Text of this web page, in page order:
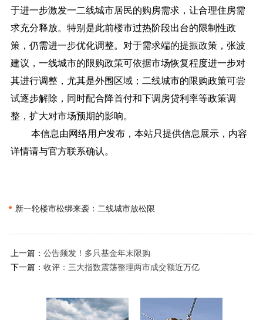
于进一步激发一二线城市居民的购房需求，让合理住房需
求充分释放。特别是此前楼市过热阶段出台的限制性政
策，仍需进一步优化调整。对于需求端的提振政策，张波
建议，一线城市的限购政策可依据市场恢复程度进一步对
其进行调整，尤其是外围区域；二线城市的限购政策可尝
试逐步解除，同时配合降首付和下调房贷利率等政策调
整，扩大对市场预期的影响。
本信息由网络用户发布， 本站只提供信息展示，内容
详情请与官方联系确认。
• 新一轮楼市松绑来袭：二线城市放松限
上一篇： 公告频发！多只基金年末限购
下一篇： 收评：三大指数震荡整理两市成交额近万亿